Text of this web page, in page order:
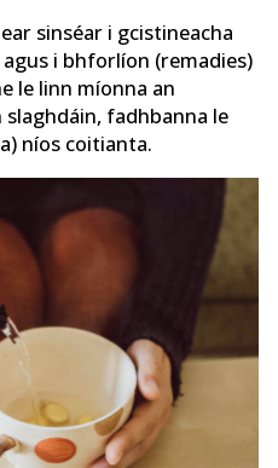
sinséar i gcistineacha
i bhforlíon (remadies)
le linn míonna an
fadhbanna le
níos coitianta.